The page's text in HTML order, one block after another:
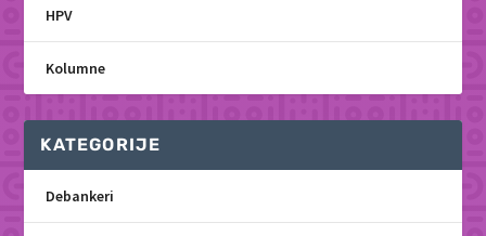
HPV
Kolumne
KATEGORIJE
Debankeri